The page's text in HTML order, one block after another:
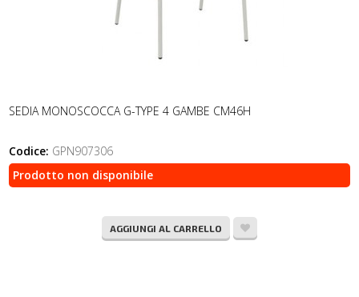
SEDIA MONOSCOCCA G-TYPE 4 GAMBE CM46H
Codice: GPN907306
Prodotto non disponibile
AGGIUNGI AL CARRELLO